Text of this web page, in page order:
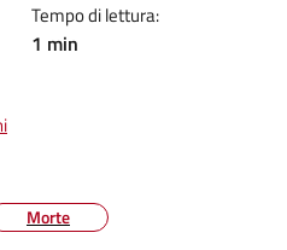
Tempo di lettura:
1 min
Morte